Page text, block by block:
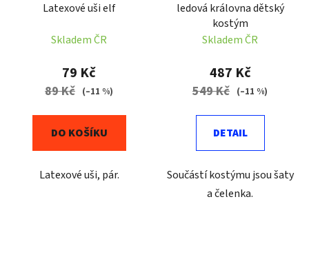
Latexové uši elf
Skladem ČR
79 Kč
89 Kč (–11 %)
DO KOŠÍKU
Latexové uši, pár.
ledová královna dětský
kostým
Skladem ČR
487 Kč
549 Kč (–11 %)
DETAIL
Součástí kostýmu jsou šaty
a čelenka.